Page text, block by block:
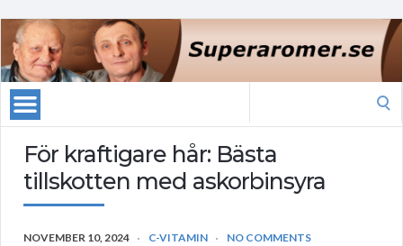
För kraftigare hår: Bästa
tillskotten med askorbinsyra
NOVEMBER 10, 2024 C-VITAMIN NO COMMENTS